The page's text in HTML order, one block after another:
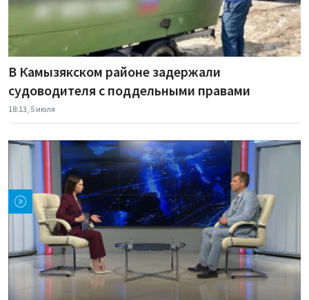
В Камызякском районе задержали
судоводителя с поддельными правами
18:13, 5 июля